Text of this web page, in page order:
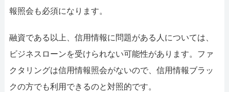
報照会も必須になります。
融資である以上、信用情報に問題がある人については、
ビジネスローンを受けられない可能性があります。ファ
クタリングは信用情報照会がないので、信用情報ブラッ
クの方でも利用できるのと対照的です。